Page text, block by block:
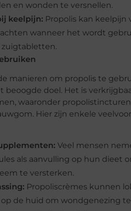
en wonden te versnellen.
keelpijn: Propolis kan keelpijn
wanneer het wordt
zuigtabletten.
manieren om propolis te
beoogde doel. Het is
waaronder
Hier zijn enkele
Veel mensen
als aanvulling op hun dieet
te versterken.
Propoliscrèmes kunnen
de huid om wondgenezing